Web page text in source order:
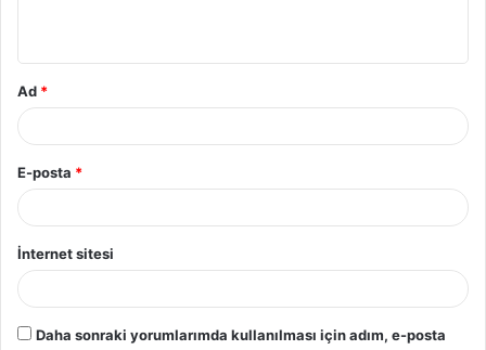
Ad *
E-posta *
İnternet sitesi
Daha sonraki yorumlarımda kullanılması için adım, e-posta